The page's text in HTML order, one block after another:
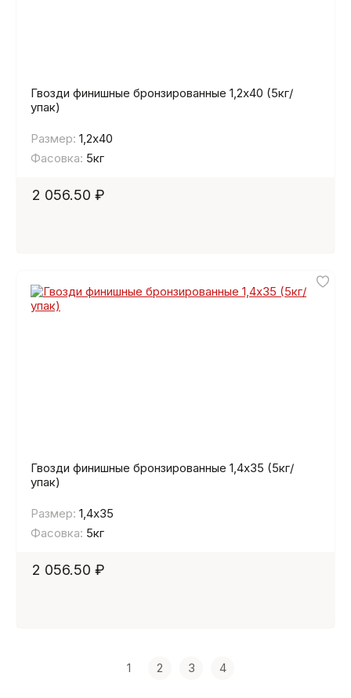
Гвозди финишные бронзированные 1,2х40 (5кг/
упак)
Размер: 1,2х40
Фасовка: 5кг
2 056.50 ₽
Гвозди финишные бронзированные 1,4х35 (5кг/
упак)
Размер: 1,4х35
Фасовка: 5кг
2 056.50 ₽
1 2 3 4